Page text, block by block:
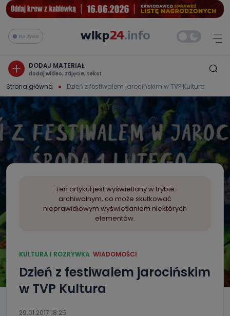
Na żywo
DODAJ MATERIAŁ
dodaj wideo, zdjęcie, tekst
Strona główna Dzień z festiwalem jarocińskim w TVP Kultura
Ten artykuł jest wyświetlany w trybie
archiwalnym, co może skutkować
nieprawidłowym wyświetlaniem niektórych
elementów.
KULTURA I ROZRYWKA WIADOMOŚCI
Dzień z festiwalem jarocińskim
w TVP Kultura
29.01.2017 18:25